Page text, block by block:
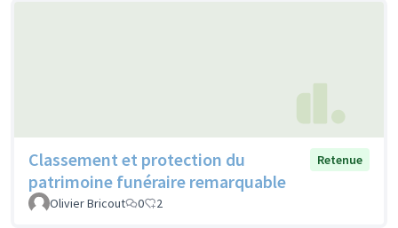
Classement et protection du
patrimoine funéraire remarquable
Retenue
Olivier Bricout 0 2